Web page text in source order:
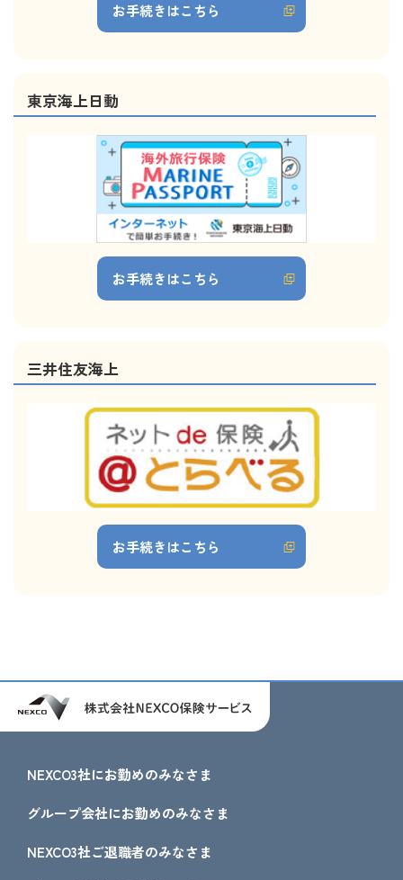
お手続きはこちら
東京海上日動
お手続きはこちら
三井住友海上
お手続きはこちら
NEXCO3社にお勤めのみなさま
グループ会社にお勤めのみなさま
NEXCO3社ご退職者のみなさま